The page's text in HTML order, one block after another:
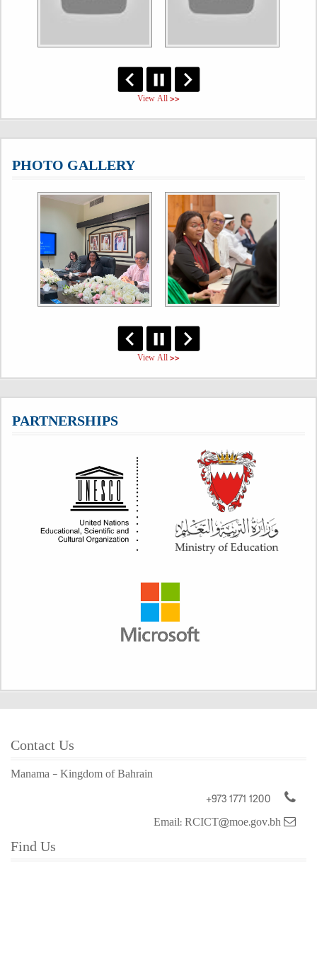
View All >>
PHOTO GALLERY
View All >>
PARTNERSHIPS
Contact Us
Manama - Kingdom of Bahrain
+973 1771 1200
Email: RCICT@moe.gov.bh
Find Us